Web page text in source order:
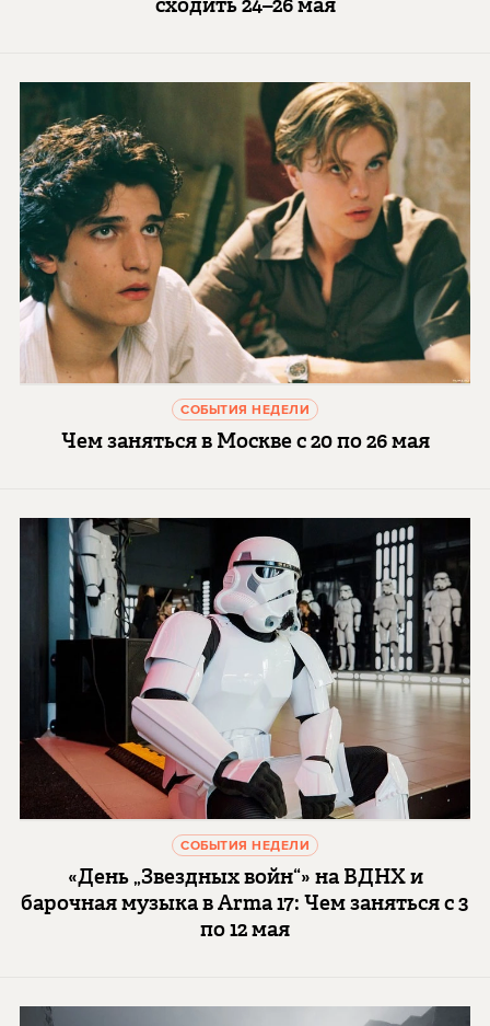
СОБЫТИЯ НЕДЕЛИ
Чем заняться в Москве с 20 по 26 мая
СОБЫТИЯ НЕДЕЛИ
«День „Звездных войн“» на ВДНХ и
барочная музыка в Arma 17: Чем заняться с 3
по 12 мая